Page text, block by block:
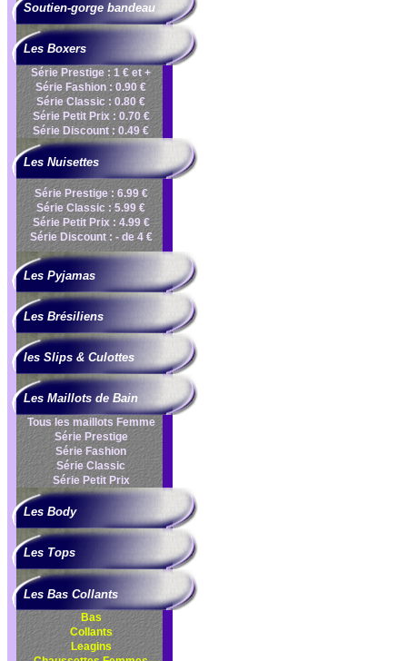
Soutien-gorge bandeau
Les Boxers
Série Prestige : 1 € et +
Série Fashion : 0.90 €
Série Classic : 0.80 €
Série Petit Prix : 0.70 €
Série Discount : 0.49 €
Les Nuisettes
Série Prestige : 6.99 €
Série Classic : 5.99 €
Série Petit Prix : 4.99 €
Série Discount : - de 4 €
Les Pyjamas
Les Brésiliens
les Slips & Culottes
Les Maillots de Bain
Tous les maillots Femme
Série Prestige
Série Fashion
Série Classic
Série Petit Prix
Les Body
Les Tops
Les Bas Collants
Bas
Collants
Leagins